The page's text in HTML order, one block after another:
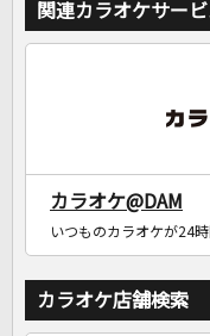
関連カラオケサービ
カラオケ@DAM
いつものカラオケが24
カラオケ店舗検索